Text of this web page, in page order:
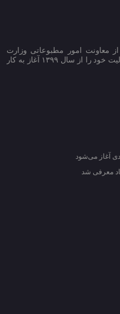
از معاونت امور مطبوعاتی وزارت
فرهنگ و ارشاد اسلامی به شماره 86419 فعالیت خود را از سال ۱۳۹۹ آغاز به کار
معرفی شد